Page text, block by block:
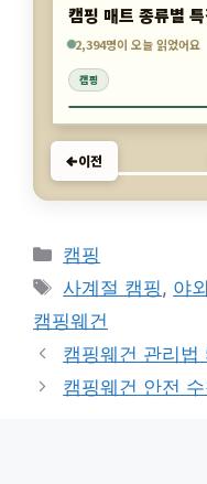
캠핑 매트 종류별
2,394명이 오늘 읽었어요
캠핑
3,186명이 오늘 읽었
이전
카
테
리
캠핑
태
그
사계절 캠핑, 야
캠핑웨건
캠핑웨건 관리법
캠핑웨건 안전